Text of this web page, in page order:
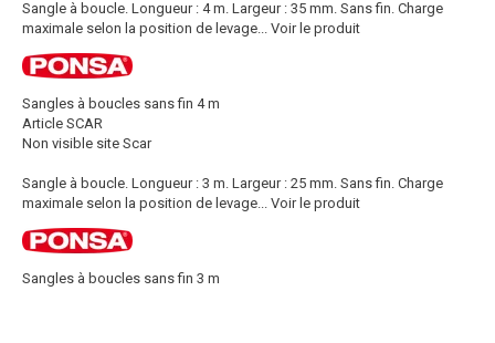
Sangle à boucle. Longueur : 4 m. Largeur : 35 mm. Sans fin. Charge
maximale selon la position de levage...
Voir le produit
Sangles à boucles sans fin 4 m
Article SCAR
Non visible site Scar
Sangle à boucle. Longueur : 3 m. Largeur : 25 mm. Sans fin. Charge
maximale selon la position de levage...
Voir le produit
Sangles à boucles sans fin 3 m